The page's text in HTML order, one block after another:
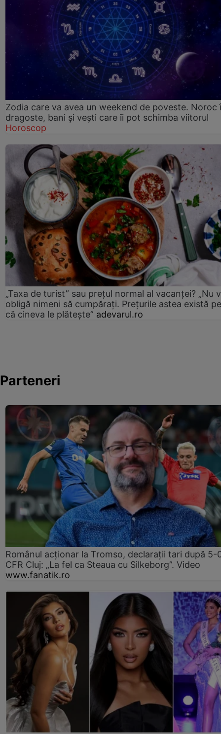
Zodia care va avea un weekend de poveste. Noroc
dragoste, bani și vești care îi pot schimba viitorul
Horoscop
„Taxa de turist” sau prețul normal al vacanței? „Nu
obligă nimeni să cumpărați. Prețurile astea există
că cineva le plătește” adevarul.ro
Parteneri
Românul acționar la Tromso, declarații tari după 5-
CFR Cluj: „La fel ca Steaua cu Silkeborg”. Video
www.fanatik.ro